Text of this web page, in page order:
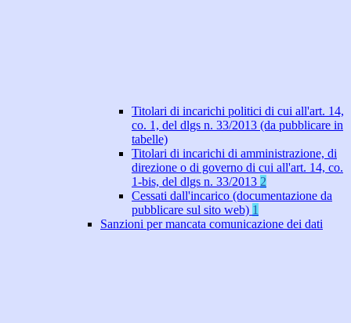
Titolari di incarichi politici di cui all'art. 14,
co. 1, del dlgs n. 33/2013 (da pubblicare in
tabelle)
Titolari di incarichi di amministrazione, di
direzione o di governo di cui all'art. 14, co.
1-bis, del dlgs n. 33/2013 2
Cessati dall'incarico (documentazione da
pubblicare sul sito web) 1
Sanzioni per mancata comunicazione dei dati